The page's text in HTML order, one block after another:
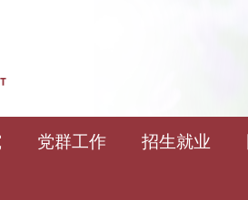
党群工作 招生就业